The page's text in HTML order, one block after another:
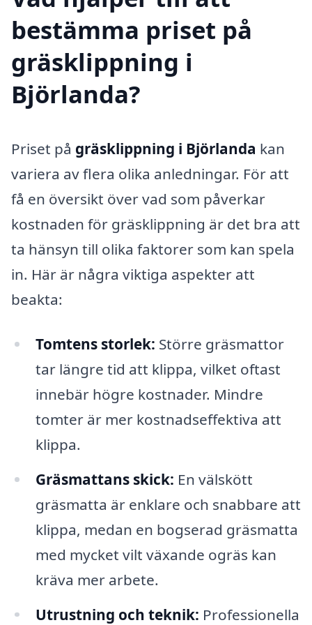
bestämma priset på
gräsklippning i
Björlanda?
Priset på gräsklippning i Björlanda kan
variera av flera olika anledningar. För att
få en översikt över vad som påverkar
kostnaden för gräsklippning är det bra att
ta hänsyn till olika faktorer som kan spela
in. Här är några viktiga aspekter att
beakta:
Tomtens storlek: Större gräsmattor
tar längre tid att klippa, vilket oftast
innebär högre kostnader. Mindre
tomter är mer kostnadseffektiva att
klippa.
Gräsmattans skick: En välskött
gräsmatta är enklare och snabbare att
klippa, medan en bogserad gräsmatta
med mycket vilt växande ogräs kan
kräva mer arbete.
Utrustning och teknik: Professionella